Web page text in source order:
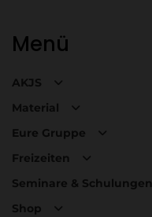
Menü
AKJS
Material
Eure Gruppe
Freizeiten
Seminare & Schulungen
Shop